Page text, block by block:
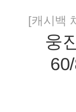
[캐시백
웅